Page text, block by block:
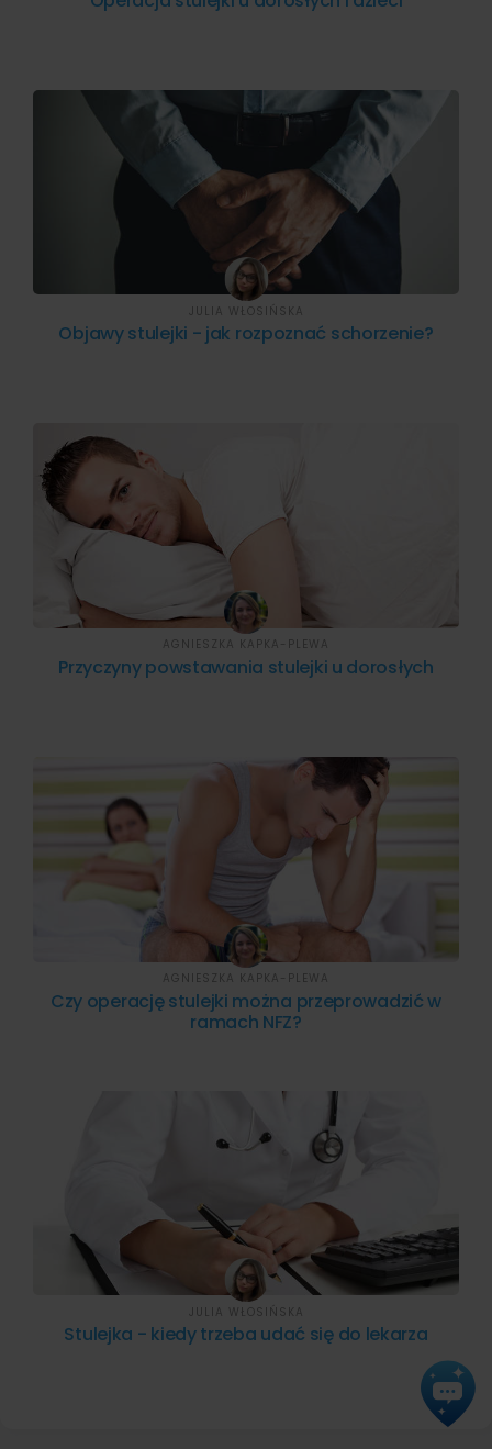
Objawy stulejki - jak rozpoznać schorzenie?
JULIA WŁOSIŃSKA
Przyczyny powstawania stulejki u dorosłych
AGNIESZKA KAPKA-PLEWA
Czy operację stulejki można przeprowadzić w
ramach NFZ?
AGNIESZKA KAPKA-PLEWA
Stulejka - kiedy trzeba udać się do lekarza
JULIA WŁOSIŃSKA